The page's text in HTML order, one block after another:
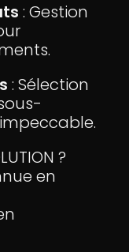
: Gestion
: Sélection
?
en